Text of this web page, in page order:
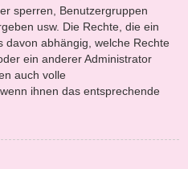
sperren, Benutzergruppen
usw. Die Rechte, die ein
davon abhängig, welche Rechte
ein anderer Administrator
auch volle
ihnen das entsprechende